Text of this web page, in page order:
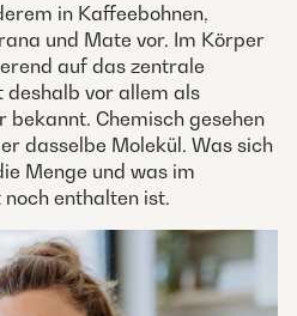
in Kaffeebohnen,
und Mate vor. Im Körper
auf das zentrale
deshalb vor allem als
Chemisch gesehen
dasselbe Molekül. Was sich
Menge und was im
enthalten ist.